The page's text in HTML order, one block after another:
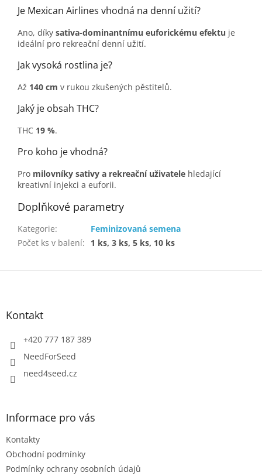
Je Mexican Airlines vhodná na denní užití?
Ano, díky sativa-dominantnímu euforickému efektu je
ideální pro rekreační denní užití.
Jak vysoká rostlina je?
Až 140 cm v rukou zkušených pěstitelů.
Jaký je obsah THC?
THC 19 %.
Pro koho je vhodná?
Pro milovníky sativy a rekreační uživatele hledající
kreativní injekci a euforii.
Doplňkové parametry
Kategorie:
Feminizovaná semena
Počet ks v balení: 1 ks, 3 ks, 5 ks, 10 ks
Z
Kontakt
+420 777 187 389
NeedForSeed
need4seed.cz
Informace pro vás
Kontakty
Obchodní podmínky
Podmínky ochrany osobních údajů